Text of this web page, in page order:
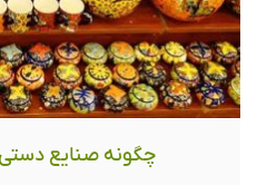
چگونه صنایع